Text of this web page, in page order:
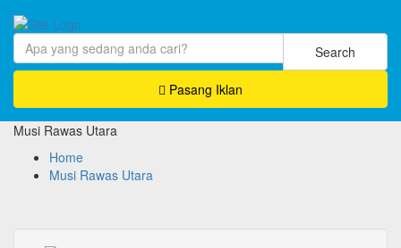
Search
Pasang Iklan
Musi Rawas Utara
Home
Musi Rawas Utara